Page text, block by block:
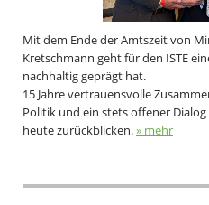
Mit dem Ende der Amtszeit von
Kretschmann geht für den ISTE
nachhaltig geprägt hat.
15 Jahre vertrauensvolle
Politik und ein stets offener
heute zurückblicken.» mehr